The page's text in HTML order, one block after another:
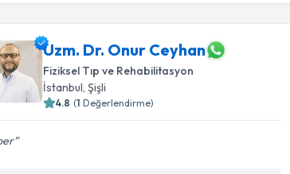
Uzm. Dr. Onur Ceyhan
Fiziksel Tıp ve Rehabilitasyon
İstanbul , Şişli
4.8 (1 Değerlendirme)